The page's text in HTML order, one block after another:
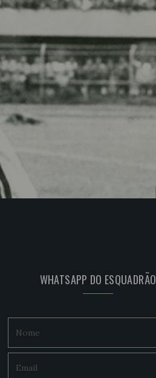
WHATSAPP DO ESQUADRÃO